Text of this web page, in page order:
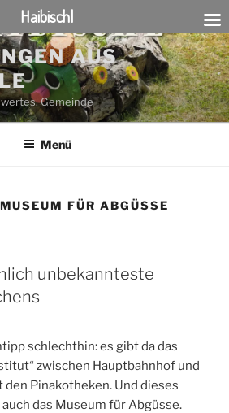
AUS
Gemeinde
Menü
MUSEUM FÜR ABGÜSSE
unbekannteste
schlechthin: es gibt da das
zwischen Hauptbahnhof und
Pinakotheken. Und dieses
das Museum für Abgüsse.
Haibischl